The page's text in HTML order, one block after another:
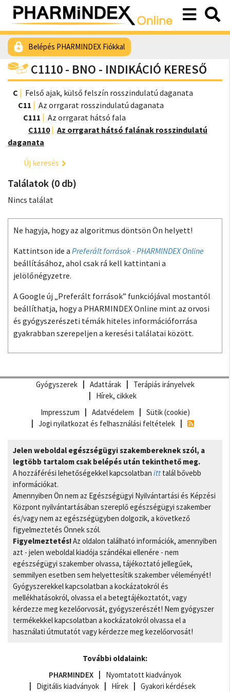
Belépés PHARMINDEX Fiókkal
C1110 - BNO - INDIKÁCIÓ KERESŐ
C
Felső ajak, külső felszín rosszindulatú daganata
C11
Az orrgarat rosszindulatú daganata
C111
Az orrgarat hátsó fala
C1110
Az orrgarat hátsó falának rosszindulatú
daganata
Új keresés
Találatok (0 db)
Nincs találat
Ne hagyja, hogy az algoritmus döntsön Ön helyett!
Kattintson ide a Preferált források - PHARMINDEX Online
beállításához, ahol csak rá kell kattintani a
jelölőnégyzetre.
A Google új „Preferált források” funkciójával mostantól
beállíthatja, hogy a PHARMINDEX Online mint az orvosi
és gyógyszerészeti témák hiteles információforrása
gyakrabban szerepeljen a keresési találatai között.
Gyógyszerek Adattárak
Terápiás irányelvek
Hírek, cikkek
Impresszum
Adatvédelem
Sütik (cookie)
Jogi nyilatkozat és felhasználási feltételek
Jelen weboldal egészségügyi szakembereknek szól, a
legtöbb tartalom csak belépés után tekinthető meg.
A hozzáférési lehetőségekkel kapcsolatban itt talál bővebb
információkat.
Amennyiben Ön nem az Egészségügyi Nyilvántartási és Képzési
Központ nyilvántartásában szereplő egészségügyi szakember
és/vagy nem az egészségügyben dolgozik, a következő
figyelmeztetés Önnek szól.
Figyelmeztetés!Az oldalon található információk, amennyiben
azt - jelen weboldal kiadója szándékai ellenére - nem
egészségügyi szakember olvassa, tájékoztató jellegűek,
semmilyen esetben sem helyettesítik szakember véleményét!
Gyógyszerekkel kapcsolatban a kockázatokról és
mellékhatásokról, olvassa el a betegtájékoztatót, vagy
kérdezze meg kezelőorvosát, gyógyszerészét! Nem gyógyszer
termékekkel kapcsolatban a kockázatokról olvassa el a
használati útmutatót vagy kérdezze meg kezelőorvosát!
További oldalaink:
PHARMINDEX
Nyomtatott kiadványok
Digitális kiadványok
Hírek Gyakori kérdések